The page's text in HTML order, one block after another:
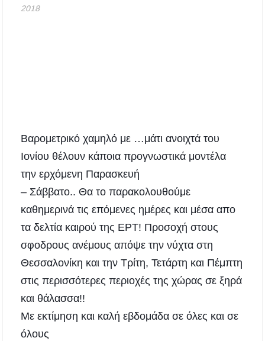
Συναυλία στο Γυμνάσιο Νέου Μαρμαρά
με την ορχήστρα «Το Λαϊκόν»
Υποχρεωτικά μέσω τράπεζας τα ενοίκια από
την 1η Οκτωβρίου 2026 – Τι αλλάζει για
ιδιοκτήτες και ενοικιαστές
Έως 30.000 ευρώ επιδότηση για αγορά
δικαιούχοι
Κυνήγι 2026-2027: Πότε ανοίγει η κυνηγετική
περίοδος και πόσο κοστίζει η άδεια θήρας
ΑΝ.ΕΤ.ΧΑ.: Παρατείνεται η προθεσμία
υποβολής προτάσεων στο πλαίσιο του LEADER
Χαλκιδική: Διάσωση 49χρονης Γερμανίδας σε
2018
Βαρομετρικό χαμηλό με …μάτι ανοιχτά του
Ιονίου θέλουν κάποια προγνωστικά μοντέλα
την ερχόμενη Παρασκευή
– Σάββατο.. Θα το παρακολουθούμε
καθημερινά τις επόμενες ημέρες και μέσα απο
τα δελτία καιρού της ΕΡΤ! Προσοχή στους
σφοδρους ανέμους απόψε την νύχτα στη
Θεσσαλονίκη και την Τρίτη, Τετάρτη και Πέμπτη
στις περισσότερες περιοχές της χώρας σε ξηρά
και θάλασσα!!
Με εκτίμηση και καλή εβδομάδα σε όλες και σε
όλους